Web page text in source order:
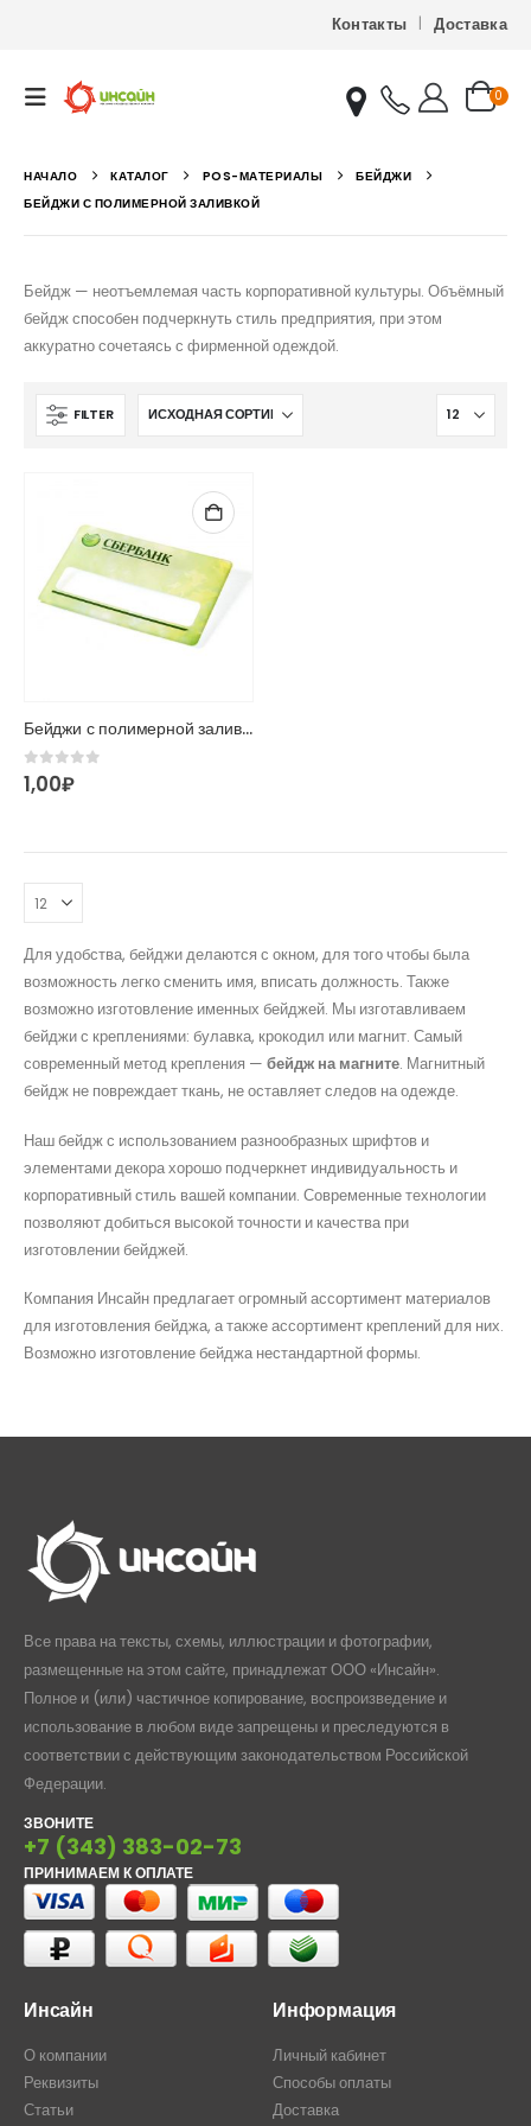
Контакты Доставка
0
НАЧАЛО КАТАЛОГ POS-МАТЕРИАЛЫ
БЕЙДЖИ
БЕЙДЖИ С ПОЛИМЕРНОЙ ЗАЛИВКОЙ
Бейдж — неотъемлемая часть корпоративной культуры. Объёмный
бейдж способен подчеркнуть стиль предприятия, при этом
аккуратно сочетаясь с фирменной одеждой.
FILTER
Бейджи с полимерной заливкой
0 из 5
1,00₽
Для удобства, бейджи делаются с окном, для того чтобы была
возможность легко сменить имя, вписать должность. Также
возможно изготовление именных бейджей. Мы изготавливаем
бейджи с креплениями: булавка, крокодил или магнит. Самый
современный метод крепления — бейдж на магните. Магнитный
бейдж не повреждает ткань, не оставляет следов на одежде.
Наш бейдж с использованием разнообразных шрифтов и
элементами декора хорошо подчеркнет индивидуальность и
корпоративный стиль вашей компании. Современные технологии
позволяют добиться высокой точности и качества при
изготовлении бейджей.
Компания Инсайн предлагает огромный ассортимент материалов
для изготовления бейджа, а также ассортимент креплений для них.
Возможно изготовление бейджа нестандартной формы.
Все права на тексты, схемы, иллюстрации и фотографии,
размещенные на этом сайте, принадлежат ООО «Инсайн».
Полное и (или) частичное копирование, воспроизведение и
использование в любом виде запрещены и преследуются в
соответствии с действующим законодательством Российской
Федерации.
ЗВОНИТЕ
+7 (343) 383-02-73
ПРИНИМАЕМ К ОПЛАТЕ
Инсайн
О компании
Реквизиты
Статьи
Информация
Личный кабинет
Способы оплаты
Доставка